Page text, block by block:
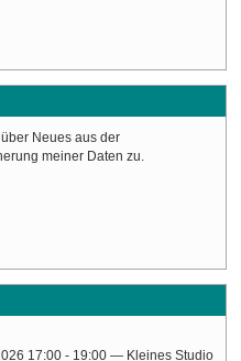
Neues aus der
meiner Daten zu.
17:00 - 19:00 — Kleines Studio